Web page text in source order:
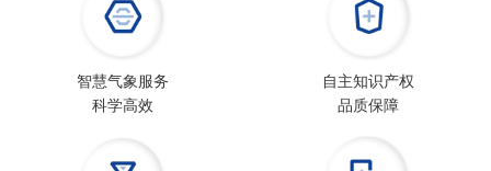
智慧气象服务
科学高效
自主知识产权
品质保障